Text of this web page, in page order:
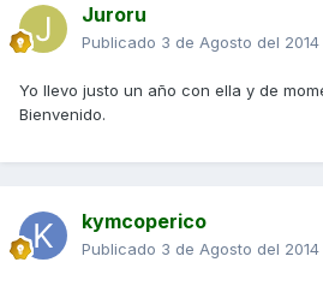
Juroru
Publicado 3 de Agosto del 2014
Yo llevo justo un año con ella y de
Bienvenido.
kymcoperico
Publicado 3 de Agosto del 2014